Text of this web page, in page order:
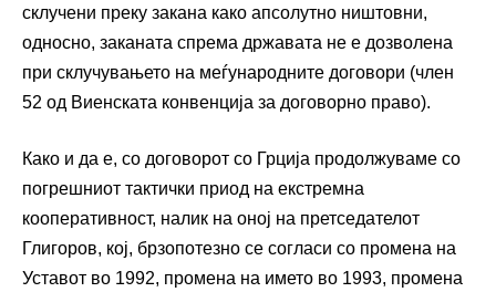
склучени преку закана како апсолутно ништовни,
односно, заканата спрема државата не е дозволена
при склучувањето на меѓународните договори (член
52 од Виенската конвенција за договорно право).
Како и да е, со договорот со Грција продолжуваме со
погрешниот тактички приод на екстремна
кооперативност, налик на оној на претседателот
Глигоров, кој, брзопотезно се согласи со промена на
Уставот во 1992, промена на името во 1993, промена